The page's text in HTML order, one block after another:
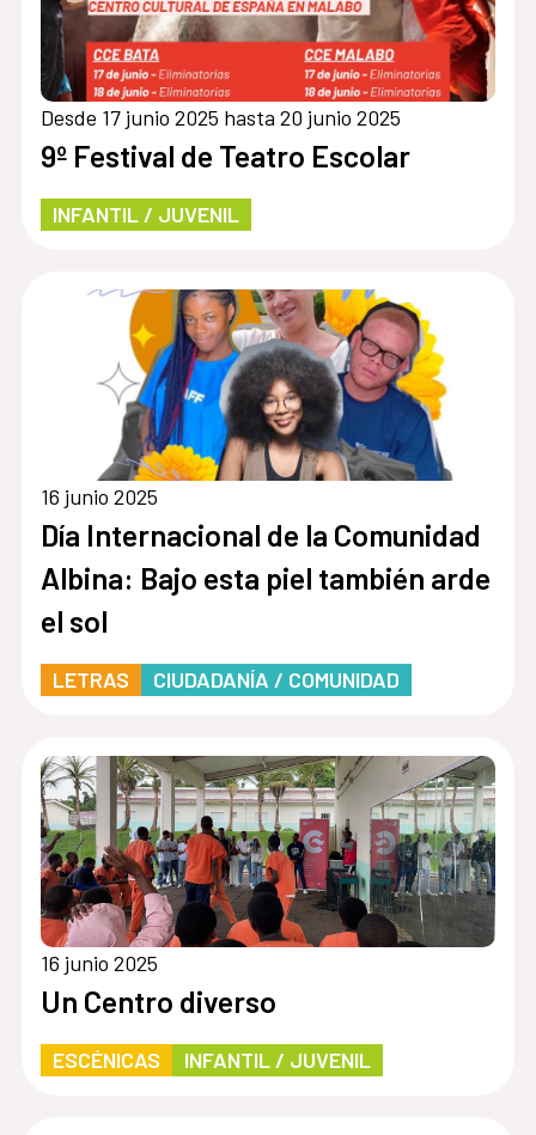
Desde 17 junio 2025 hasta 20 junio 2025
9º Festival de Teatro Escolar
INFANTIL / JUVENIL
16 junio 2025
Día Internacional de la Comunidad
Albina: Bajo esta piel también arde
el sol
LETRAS CIUDADANÍA / COMUNIDAD
16 junio 2025
Un Centro diverso
ESCÉNICAS INFANTIL / JUVENIL